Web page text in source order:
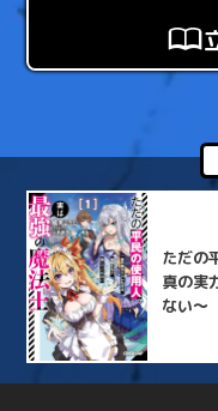
ただの
真の実
ない～